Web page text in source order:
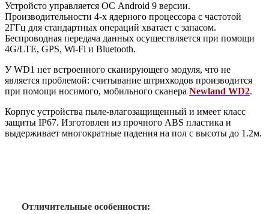
Устройсто управляется ОС Android 9 версии.
Производительности 4-х ядерного процессора с частотой
2ГГц для стандартных операций хватает с запасом.
Беспроводная передача данных осуществляется при помощи
4G/LTE, GPS, Wi-Fi и Bluetooth.
У WD1 нет встроенного сканирующего модуля, что не
является проблемой: считывание штрихкодов производится
при помощи носимого, мобильного сканера Newland WD2.
Корпус устройства пыле-влагозащищенный и имеет класс
защиты IP67. Изготовлен из прочного ABS пластика и
выдерживает многократные падения на пол с высоты до 1.2м.
Отличительные особенности: